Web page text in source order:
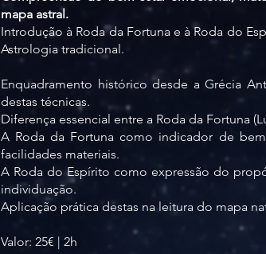
mapa astral.
Introdução à Roda da Fortuna e à Roda do
Astrologia tradicional.
Enquadramento histórico desde a Grécia
destas técnicas.
Diferença essencial entre a Roda da Fortuna
A Roda da Fortuna como indicador de
facilidades materiais.
A Roda do Espírito como expressão do
individuação.
Aplicação prática destas na leitura do mapa
Valor: 25€ | 2h